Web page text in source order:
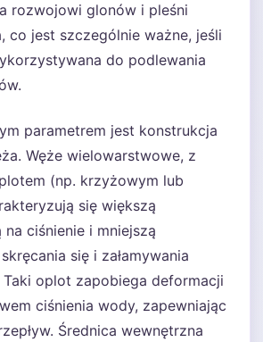
rozwojowi glonów i pleśni
co jest szczególnie ważne, jeśli
do podlewania
parametrem jest konstrukcja
Węże wielowarstwowe, z
(np. krzyżowym lub
się większą
na ciśnienie i mniejszą
się i załamywania
oplot zapobiega deformacji
ciśnienia wody, zapewniając
Średnica wewnętrzna